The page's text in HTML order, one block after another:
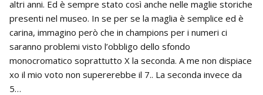
altri anni. Ed è sempre stato così anche nelle maglie storiche
presenti nel museo. In se per se la maglia è semplice ed è
carina, immagino però che in champions per i numeri ci
saranno problemi visto l’obbligo dello sfondo
monocromatico soprattutto X la seconda. A me non dispiace
xo il mio voto non supererebbe il 7.. La seconda invece da
5…